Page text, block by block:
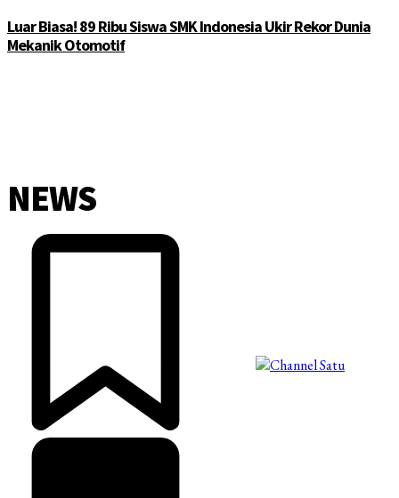
Luar Biasa! 89 Ribu Siswa SMK Indonesia Ukir Rekor Dunia
Mekanik Otomotif
NEWS